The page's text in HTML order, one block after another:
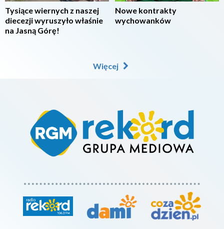
Tysiące wiernych z naszej
diecezji wyruszyło właśnie
na Jasną Górę!
Nowe kontrakty
wychowanków
Więcej